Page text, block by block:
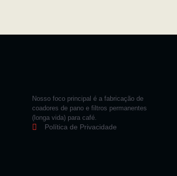
Nosso foco principal é a fabricação de
coadores de pano e filtros permanentes
(longa vida) para café.
Política de Privacidade